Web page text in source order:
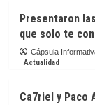
Presentaron
que solo te
Cápsula
Actualidad
Ca7riel y Paco